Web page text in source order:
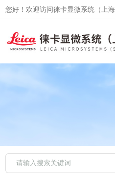
您好！欢迎访问徕卡显微系统（上